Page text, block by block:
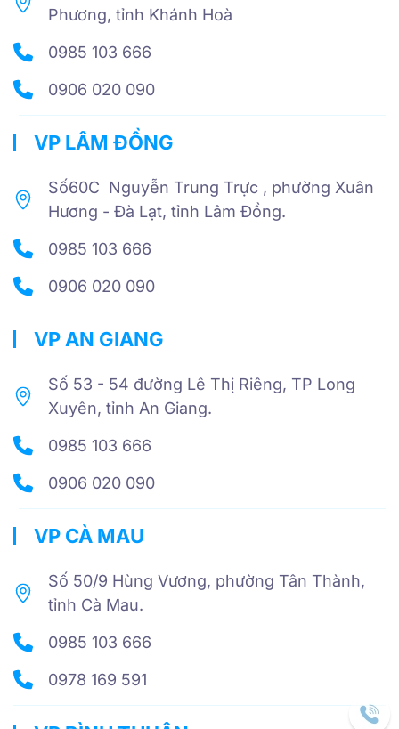
Phương, tỉnh Khánh Hoà
0985 103 666
0906 020 090
VP LÂM ĐỒNG
Số60C Nguyễn Trung Trực , phường Xuân
Hương - Đà Lạt, tỉnh Lâm Đồng.
0985 103 666
0906 020 090
VP AN GIANG
Số 53 - 54 đường Lê Thị Riêng, TP Long
Xuyên, tỉnh An Giang.
0985 103 666
0906 020 090
VP CÀ MAU
Số 50/9 Hùng Vương, phường Tân Thành,
tỉnh Cà Mau.
0985 103 666
0978 169 591